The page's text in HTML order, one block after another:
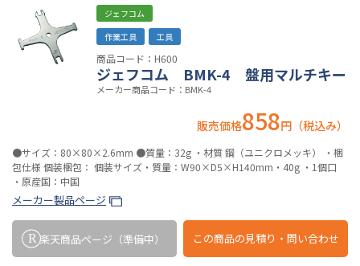
ジェフコム
作業工具
工具
商品コード：H600
ジェフコム BMK-4 盤用マルチキー
メーカー商品コード：BMK-4
販売価格858円（税込み）
●サイズ：80×80×2.6mm ●質量：32g ・材質 鋼（ユニクロメッキ） ・梱
包仕様 個装梱包： 個装サイズ・質量：W90×D5×H140mm・40g ・1個口
・原産国：中国
メーカー製品ページ
楽天商品ページ （準備中） この商品の見積り・問い合わせ